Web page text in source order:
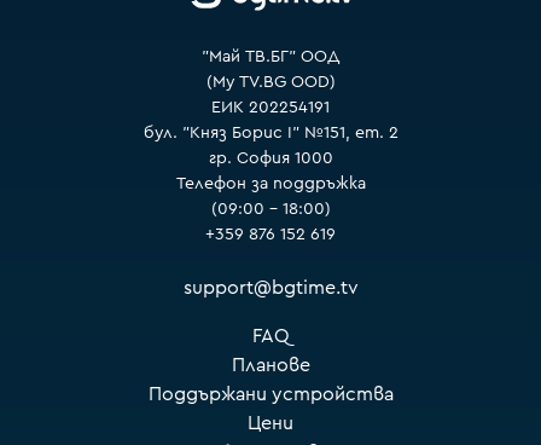
"Май ТВ.БГ" ООД
(My TV.BG OOD)
ЕИК 202254191
бул. "Княз Борис I" №151, ет. 2
гр. София 1000
Телефон за поддръжка
(09:00 – 18:00)
+359 876 152 619
support@bgtime.tv
FAQ
Планове
Поддържани устройства
Цени